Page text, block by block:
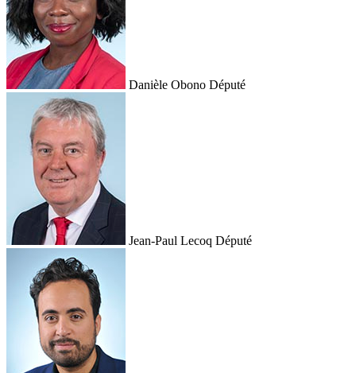
Danièle Obono Député
Jean-Paul Lecoq Député